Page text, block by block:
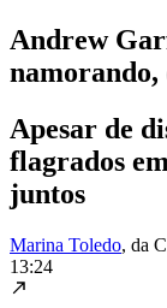
Andrew
namorando,
Apesar de
flagrados
juntos
Marina Toledo, da
13:24